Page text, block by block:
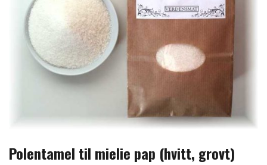
Polentamel til mielie pap (hvitt, grovt)